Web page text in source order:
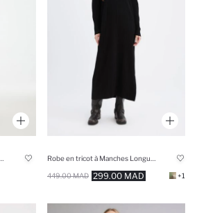
299.00 MAD
449.00 MAD +1